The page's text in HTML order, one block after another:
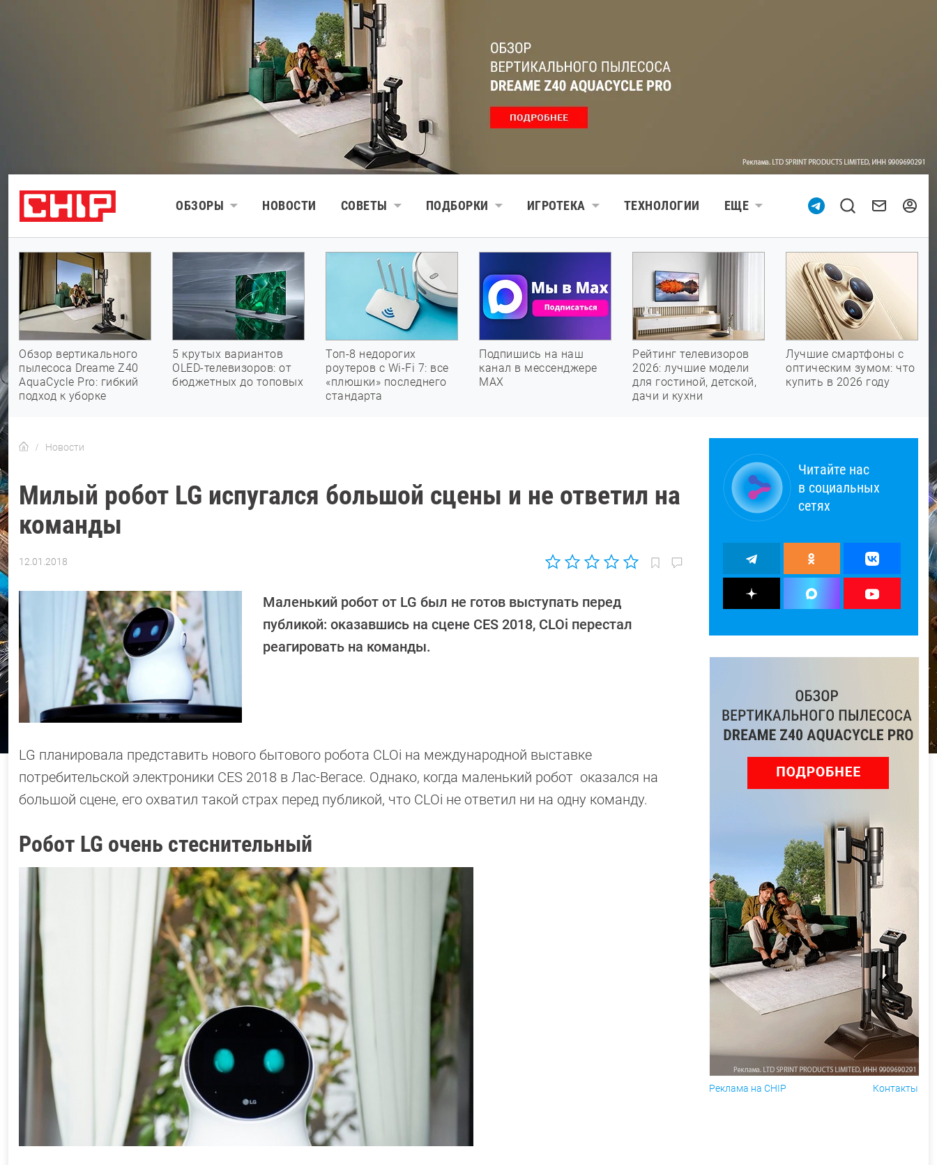
ОБЗОРЫ НОВОСТИ СОВЕТЫ ПОДБОРКИ ИГРОТЕКА ТЕХНОЛОГИИ ЕЩЕ
Обзор вертикального
пылесоса Dreame Z40
AquaCycle Pro: гибкий
подход к уборке
5 крутых вариантов
OLED-телевизоров: от
бюджетных до топовых
Топ-8 недорогих
роутеров с Wi-Fi 7: все
«плюшки» последнего
стандарта
Подпишись на наш
канал в мессенджере
МАХ
Рейтинг телевизоров
2026: лучшие модели
для гостиной, детской,
дачи и кухни
Лучшие смартфоны с
оптическим зумом: что
купить в 2026 году
Новости
Милый робот LG испугался большой сцены и не ответил на
команды
12.01.2018
Дмитриева
Маленький робот от LG был не готов выступать перед
публикой: оказавшись на сцене CES 2018, CLOi перестал
реагировать на команды.
LG планировала представить нового бытового робота CLOi на международной выставке
потребительской электроники CES 2018 в Лас-Вегасе. Однако, когда маленький робот оказался на
большой сцене, его охватил такой страх перед публикой, что CLOi не ответил ни на одну команду.
Робот LG очень стеснительный
Читайте нас
в социальных
сетях
Реклама на CHIP Контакты